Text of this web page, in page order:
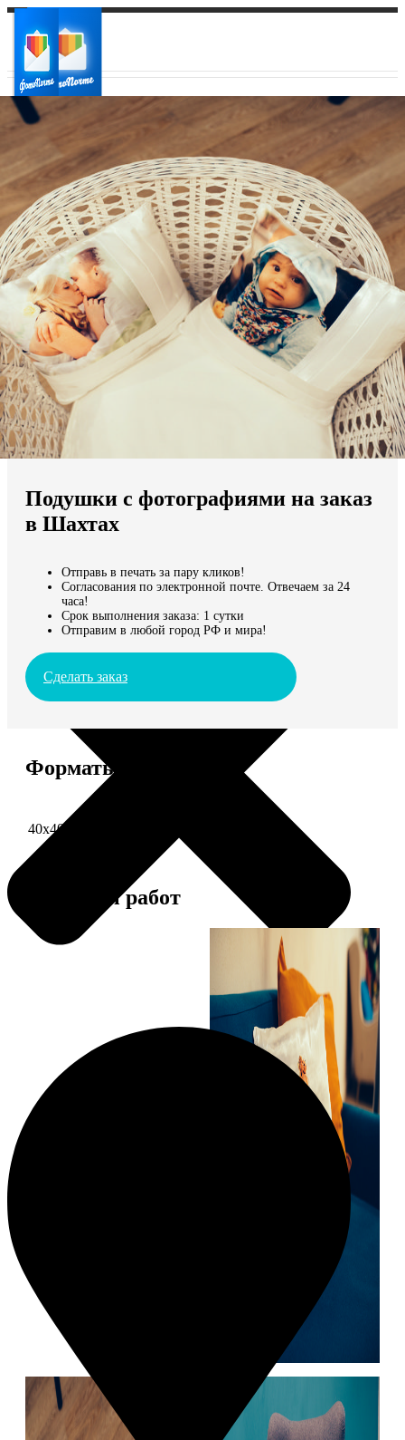
Ваш город:
Ваш регион доставки
Выберите из списка:
Мы доставляем по всему миру
Продолжить без города
Подушки с фотографиями на заказ
в Шахтах
Отправь в печать за пару кликов!
Согласования по электронной почте. Отвечаем за 24
часа!
Срок выполнения заказа: 1 сутки
Отправим в любой город РФ и мира!
Сделать заказ
Форматы и цены
40х40 односторонняя печать
Примеры работ